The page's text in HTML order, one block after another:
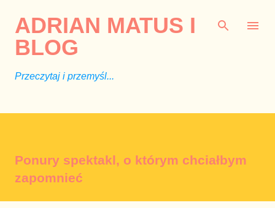
ADRIAN MATUS I
BLOG
Przeczytaj i przemyśl...
Ponury spektakl, o którym chciałbym
zapomnieć